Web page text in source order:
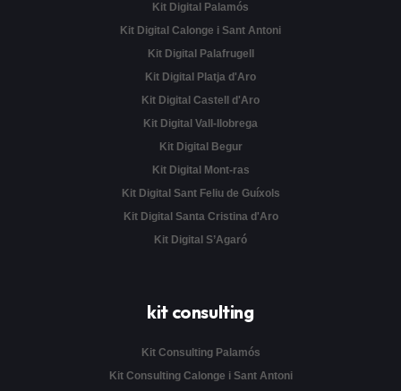
Kit Digital Palamós
Kit Digital Calonge i Sant Antoni
Kit Digital Palafrugell
Kit Digital Platja d'Aro
Kit Digital Castell d'Aro
Kit Digital Vall-llobrega
Kit Digital Begur
Kit Digital Mont-ras
Kit Digital Sant Feliu de Guíxols
Kit Digital Santa Cristina d'Aro
Kit Digital S’Agaró
kit consulting
Kit Consulting Palamós
Kit Consulting Calonge i Sant Antoni